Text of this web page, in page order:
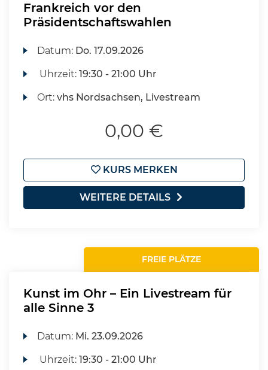
Frankreich vor den
Präsidentschaftswahlen
Datum: Do. 17.09.2026
Uhrzeit:19:30 - 21:00 Uhr
Ort:vhs Nordsachsen, Livestream
0,00 €
KURS MERKEN
WEITERE DETAILS
FREIE PLÄTZE
Kunst im Ohr – Ein Livestream für
alle Sinne 3
Datum: Mi. 23.09.2026
Uhrzeit:19:30 - 21:00 Uhr